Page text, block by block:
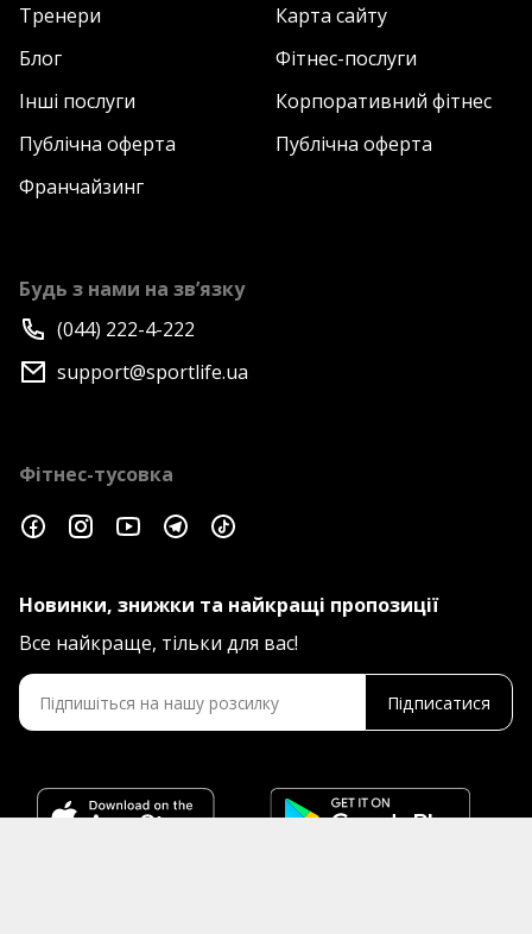
Тренери
Карта сайту
Блог
Фітнес-послуги
Інші послуги
Корпоративний фітнес
Публічна оферта
Публічна оферта
Франчайзинг
Будь з нами на зв’язку
(044) 222-4-222
support@sportlife.ua
Фітнес-тусовка
Новинки, знижки та найкращі пропозиції
Все найкраще, тільки для вас!
Підписатися